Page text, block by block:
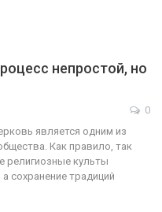
непростой, но
0
является одним из
Как правило, так
религиозные культы
сохранение традиций